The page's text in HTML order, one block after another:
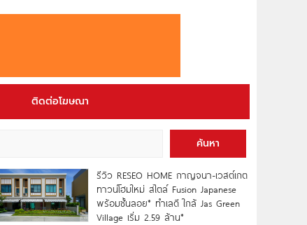
ติดต่อโฆษณา
ค้นหา
รีวิว RESEO HOME กาญจนา-เวสต์เกต
ทาวน์โฮมใหม่ สไตล์ Fusion Japanese
พร้อมชั้นลอย* ทำเลดี ใกล้ Jas Green
Village เริ่ม 2.59 ล้าน*